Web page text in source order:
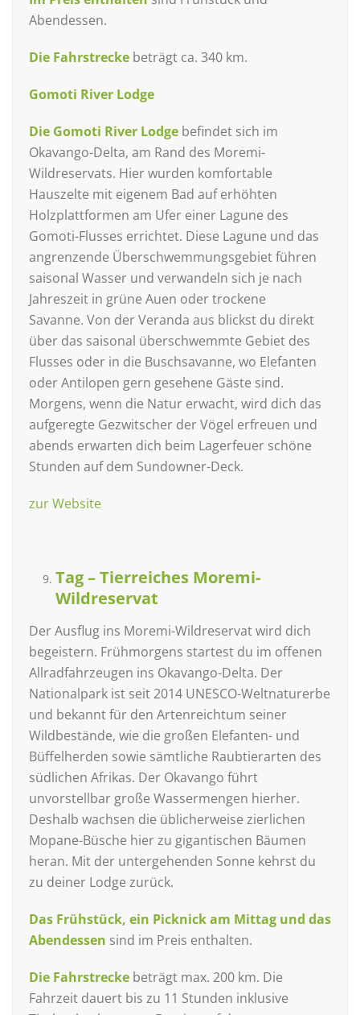
Abendessen.
Die Fahrstrecke beträgt ca. 340 km.
Gomoti River Lodge
Die Gomoti River Lodge befindet sich im
Okavango-Delta, am Rand des Moremi-
Wildreservats. Hier wurden komfortable
Hauszelte mit eigenem Bad auf erhöhten
Holzplattformen am Ufer einer Lagune des
Gomoti-Flusses errichtet. Diese Lagune und das
angrenzende Überschwemmungsgebiet führen
saisonal Wasser und verwandeln sich je nach
Jahreszeit in grüne Auen oder trockene
Savanne. Von der Veranda aus blickst du direkt
über das saisonal überschwemmte Gebiet des
Flusses oder in die Buschsavanne, wo Elefanten
oder Antilopen gern gesehene Gäste sind.
Morgens, wenn die Natur erwacht, wird dich das
aufgeregte Gezwitscher der Vögel erfreuen und
abends erwarten dich beim Lagerfeuer schöne
Stunden auf dem Sundowner-Deck.
zur Website
Tag – Tierreiches Moremi-
Wildreservat
Der Ausflug ins Moremi-Wildreservat wird dich
begeistern. Frühmorgens startest du im offenen
Allradfahrzeugen ins Okavango-Delta. Der
Nationalpark ist seit 2014 UNESCO-Weltnaturerbe
und bekannt für den Artenreichtum seiner
Wildbestände, wie die großen Elefanten- und
Büffelherden sowie sämtliche Raubtierarten des
südlichen Afrikas. Der Okavango führt
unvorstellbar große Wassermengen hierher.
Deshalb wachsen die üblicherweise zierlichen
Mopane-Büsche hier zu gigantischen Bäumen
heran. Mit der untergehenden Sonne kehrst du
zu deiner Lodge zurück.
Das Frühstück, ein Picknick am Mittag und das
Abendessen sind im Preis enthalten.
Die Fahrstrecke beträgt max. 200 km. Die
Fahrzeit dauert bis zu 11 Stunden inklusive